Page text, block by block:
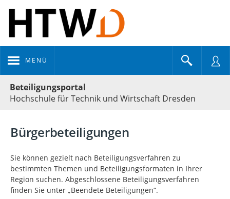
MENÜ
Beteiligungsportal
Hochschule für Technik und Wirtschaft Dresden
Bürgerbeteiligungen
Sie können gezielt nach Beteiligungsverfahren zu
bestimmten Themen und Beteiligungsformaten in Ihrer
Region suchen. Abgeschlossene Beteiligungsverfahren
finden Sie unter „Beendete Beteiligungen“.